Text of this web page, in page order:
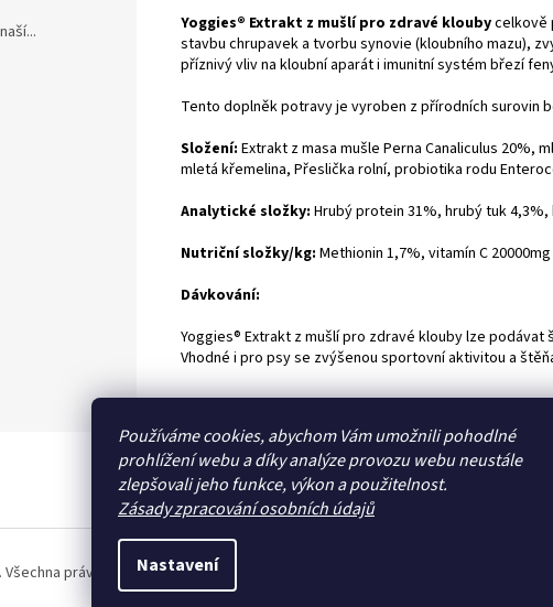
Používáme cookies, abychom Vám umožnili pohodlné
prohlížení webu a díky analýze provozu webu neustále
zlepšovali jeho funkce, výkon a použitelnost.
Zásady zpracování osobních údajů
Nastavení
Yoggies® Extrakt z mušlí pro zdravé kloubycelkově
stavbu chrupavek a tvorbu synovie (kloubního mazu),
příznivý vliv na kloubní aparát i imunitní systém březí
Tento doplněk potravy je vyroben z přírodních surovin
Složení: Extrakt z masa mušle Perna Canaliculus 20%,
mletá křemelina, Přeslička rolní, probiotika rodu
Analytické složky: Hrubý protein 31%, hrubý tuk
Nutriční složky/kg: Methionin 1,7%, vitamín C 20000mg
Dávkování:
Yoggies® Extrakt z mušlí pro zdravé klouby lze
Vhodné i pro psy se zvýšenou sportovní aktivitou a
Zboží.cz Heureka.cz
. Všechna práva vyhrazena.